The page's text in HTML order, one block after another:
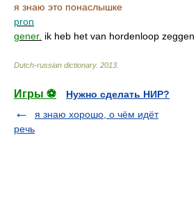
я знаю это понаслышке
pron
gener. ik heb het van hordenloop zeggen
Dutch-russian dictionary. 2013
Игры ⚽
Нужно сделать НИР?
я знаю хорошо, о чём идёт
речь